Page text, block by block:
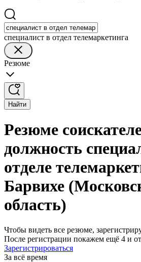
специалист в отдел телемаркетинга
Резюме
Найти
Резюме
должность
отделе
Барвихе
область)
Чтобы видеть все резюме,
После регистрации покажем ещё 4 и
Зарегистрироваться
За всё время